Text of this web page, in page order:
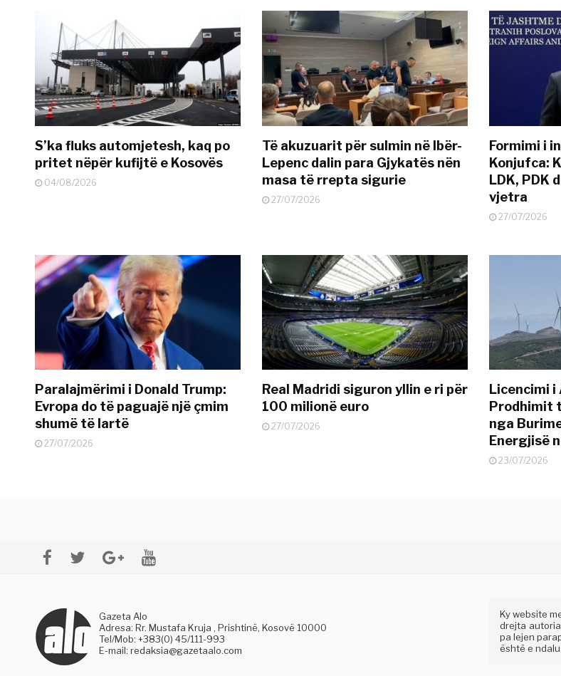
S’ka fluks automjetesh, kaq po
pritet nëpër kufijtë e Kosovës
04/08/2026
Të akuzuarit për sulmin në Ibër-
Lepenc dalin para Gjykatës nën
masa të rrepta sigurie
27/07/2026
Formimi i
Konjufca:
LDK, PDK
vjetra
27/07/2026
Paralajmërimi i Donald Trump:
Evropa do të paguajë një çmim
shumë të lartë
27/07/2026
Real Madridi siguron yllin e ri për
100 milionë euro
27/07/2026
Licencimi
Prodhimit
nga
Energjisë
23/07/2026
Gazeta Alo
Adresa: Rr. Mustafa Kruja , Prishtinë, Kosovë 10000
Tel/Mob: +383(0) 45/111-993
E-mail: redaksia@gazetaalo.com
Ky website
drejta
pa lejen
është e